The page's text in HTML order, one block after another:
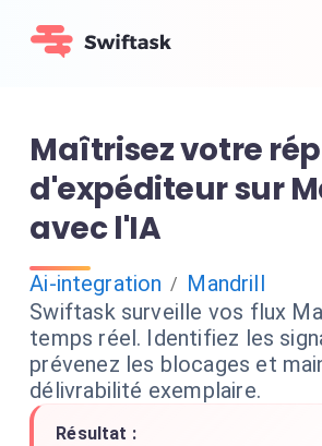
Maîtrisez votre
d'expéditeur sur
avec l'IA
Ai-integration / Mandrill
Swiftask surveille vos flux
temps réel. Identifiez les
prévenez les blocages et
délivrabilité exemplaire.
Résultat :